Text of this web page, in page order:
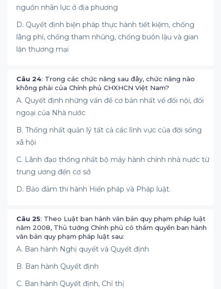
nguồn nhân lực ở địa phương
D. Quyết định biện pháp thực hành tiết kiệm, chống
lãng phí, chống tham nhũng, chống buôn lậu và gian
lận thương mại
Câu 24: Trong các chức năng sau đây, chức năng nào
không phải của Chính phủ CHXHCN Việt Nam?
A. Quyết định những vấn đề cơ bản nhất về đối nội, đối
ngoại của Nhà nước
B. Thống nhất quản lý tất cả các lĩnh vực của đời sống
xã hội
C. Lãnh đạo thống nhất bộ máy hành chính nhà nước từ
trung ương đến cơ sở
D. Bảo đảm thi hành Hiến pháp và Pháp luật.
Câu 25: Theo Luật ban hành văn bản quy phạm pháp luật
năm 2008, Thủ tướng Chính phủ có thẩm quyền ban hành
văn bản quy phạm pháp luật sau:
A. Ban hành Nghị quyết và Quyết định
B. Ban hành Quyết định
C. Ban hành Quyết định, Chỉ thị